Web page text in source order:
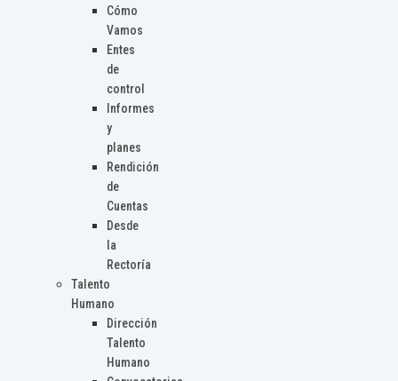
Cómo
Vamos
Entes
de
control
Informes
y
planes
Rendición
de
Cuentas
Desde
la
Rectoría
Talento
Humano
Dirección
Talento
Humano